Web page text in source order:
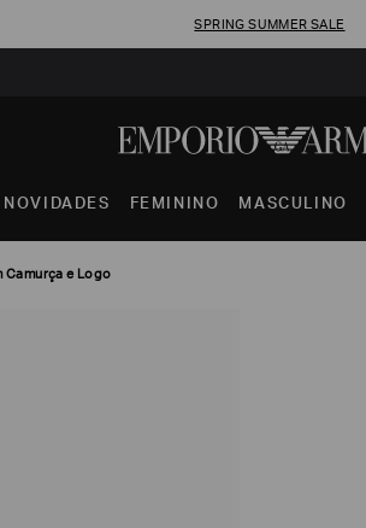
SPRING SUMMER SALE
NOVIDADES FEMININO MASCULINO
Camurça e Logo